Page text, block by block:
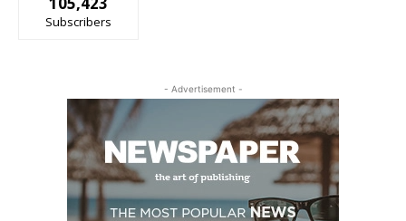
Subscribers
- Advertisement -